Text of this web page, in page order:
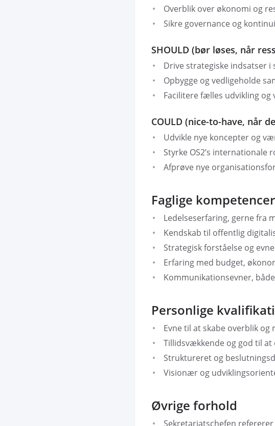
Overblik over økonomi og
Sikre governance og
SHOULD (bør løses, når
Drive strategiske indsatser
Opbygge og vedligeholde
Facilitere fælles udvikling og
COULD (nice-to-have, når
Udvikle nye koncepter og
Styrke OS2’s internationale
Afprøve nye
Faglige kompetencer
Ledelseserfaring, gerne fra
Kendskab til offentlig
Strategisk forståelse og
Erfaring med budget,
Kommunikationsevner,
Personlige
Evne til at skabe overblik
Tillidsvækkende og god til
Struktureret og
Visionær og
Øvrige forhold
Sekretariatschefen refererer